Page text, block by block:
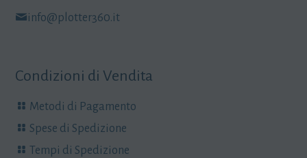
info@plotter360.it
Condizioni di Vendita
Metodi di Pagamento
Spese di Spedizione
Tempi di Spedizione